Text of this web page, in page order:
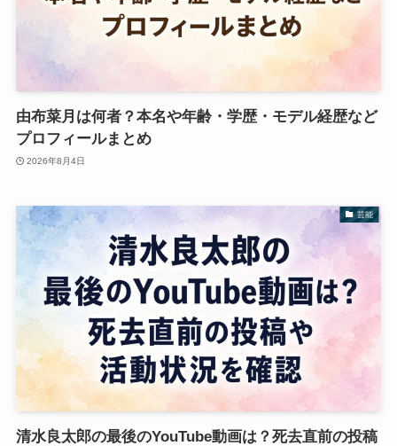
由布菜月は何者？本名や年齢・学歴・モデル経歴など
プロフィールまとめ
2026年8月4日
芸能
清水良太郎の最後のYouTube動画は？死去直前の投稿